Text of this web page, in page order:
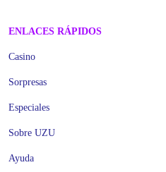
ENLACES RÁPIDOS
Casino
Sorpresas
Especiales
Sobre UZU
Ayuda